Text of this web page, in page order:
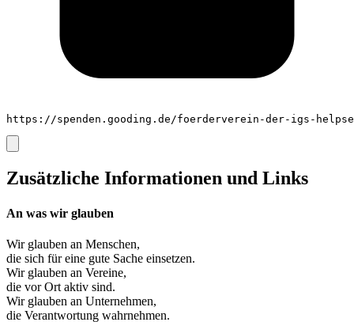
https://spenden.gooding.de/foerderverein-der-igs-
Zusätzliche Informationen und Links
An was wir glauben
Wir glauben an Menschen,
die sich für eine gute Sache einsetzen.
Wir glauben an Vereine,
die vor Ort aktiv sind.
Wir glauben an Unternehmen,
die Verantwortung wahrnehmen.